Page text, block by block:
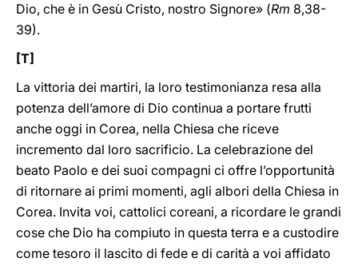
Dio, che è in Gesù Cristo, nostro Signore» (Rm 8,38-
39).
[T]
La vittoria dei martiri, la loro testimonianza resa alla
potenza dell’amore di Dio continua a portare frutti
anche oggi in Corea, nella Chiesa che riceve
incremento dal loro sacrificio. La celebrazione del
beato Paolo e dei suoi compagni ci offre l’opportunità
di ritornare ai primi momenti, agli albori della Chiesa in
Corea. Invita voi, cattolici coreani, a ricordare le grandi
cose che Dio ha compiuto in questa terra e a custodire
come tesoro il lascito di fede e di carità a voi affidato